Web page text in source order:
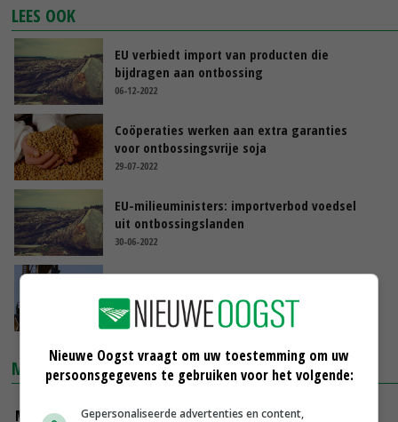
LEES OOK
EU verbiedt import van producten die
bijdragen aan ontbossing
06-12-2022
Coöperaties werken aan extra garanties
voor ontbossingsvrije soja
29-07-2022
EU-milieuministers: importverbod voedsel
uit ontbossingslanden
30-06-2022
voor soja
09-12-2021
MARKTPRIJZEN
Magere melkpoeder
Nieuwe Oogst vraagt om uw toestemming om uw
persoonsgegevens te gebruiken voor het volgende:
Gepersonaliseerde advertenties en content,